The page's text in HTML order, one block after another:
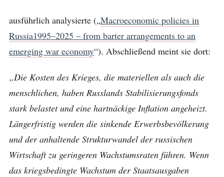
ausführlich analysierte („Macroeconomic policies in
Russia1995–2025 – from barter arrangements to an
emerging war economy“). Abschließend meint sie dort:
„Die Kosten des Krieges, die materiellen als auch die
menschlichen, haben Russlands Stabilisierungsfonds
stark belastet und eine hartnäckige Inflation angeheizt.
Längerfristig werden die sinkende Erwerbsbevölkerung
und der anhaltende Strukturwandel der russischen
Wirtschaft zu geringeren Wachstumsraten führen. Wenn
das kriegsbedingte Wachstum der Staatsausgaben